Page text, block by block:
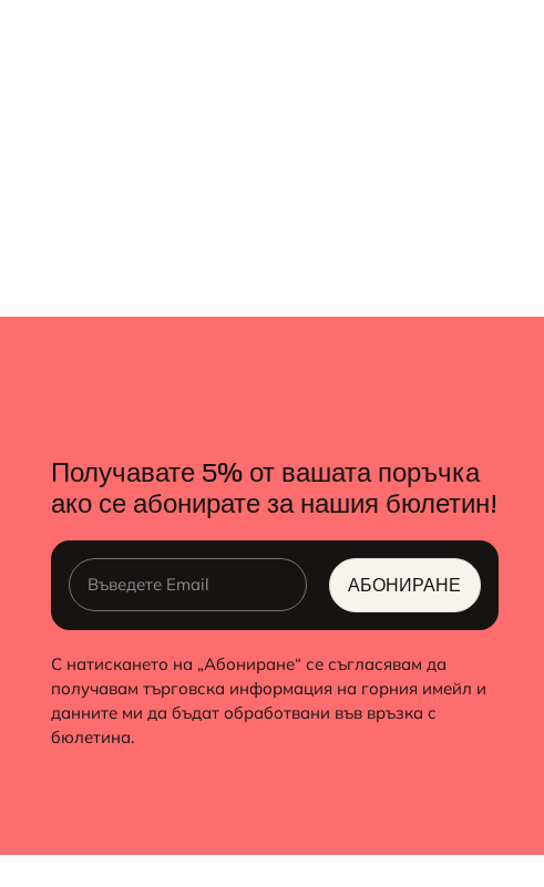
Получавате 5% от вашата поръчка
ако се абонирате за нашия бюлетин!
АБОНИРАНЕ
ALTERNATIVE:
С натискането на „Абониране“ се съгласявам да
получавам търговска информация на горния имейл и
данните ми да бъдат обработвани във връзка с
бюлетина.